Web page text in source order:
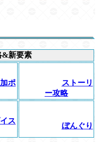
&新要素
ポ
ストーリ
ー攻略
ス
ぼんぐり